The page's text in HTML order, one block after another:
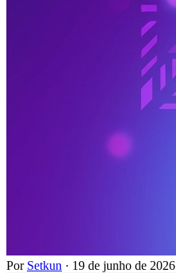
Por Setkun · 19 de junho de 2026